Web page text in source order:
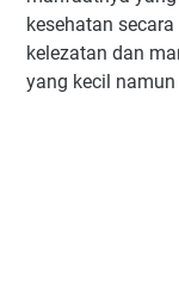
kesehatan
kelezatan dan
yang kecil